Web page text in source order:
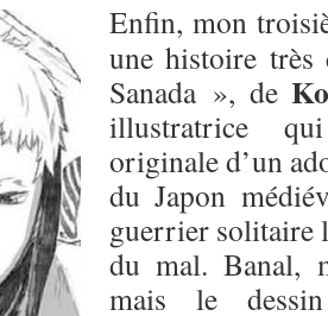
Enfin, mon
une histoire
Sanada », de
illustratrice
originale d’un
du Japon
guerrier solitaire
du mal. Banal,
mais le